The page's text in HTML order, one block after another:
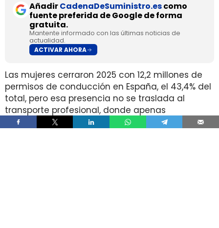
AñadirCadenaDeSuministro.escomo
fuente preferida de Google de forma
gratuita.
Mantente informado con las últimas noticias de
actualidad.
ACTIVAR AHORA
Las mujeres cerraron 2025 con 12,2 millones de
permisos de conducción en España, el 43,4% del
total, pero esa presencia no se traslada al
transporte profesional, donde apenas
representan el 2% de un colectivo de 250.000